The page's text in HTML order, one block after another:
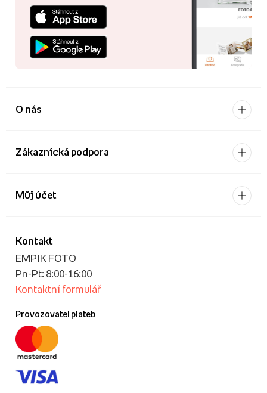
O nás
Zákaznícká podpora
Kontakt
EMPIK FOTO
Pn-Pt: 8:00-16:00
Kontaktní formulář
Provozovatel plateb
Můj účet